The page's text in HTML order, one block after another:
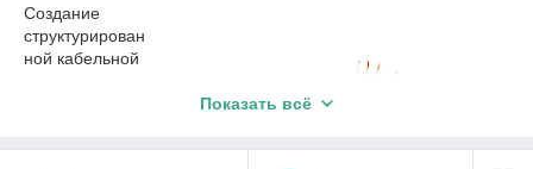
Создание
структурирован
ной кабельной
плана. Но в
Показать всё